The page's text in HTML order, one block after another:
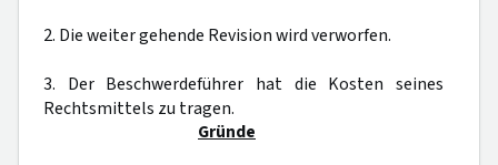
2. Die weiter gehende Revision wird verworfen.
3. Der Beschwerdeführer hat die Kosten seines
Rechtsmittels zu tragen.
Gründe